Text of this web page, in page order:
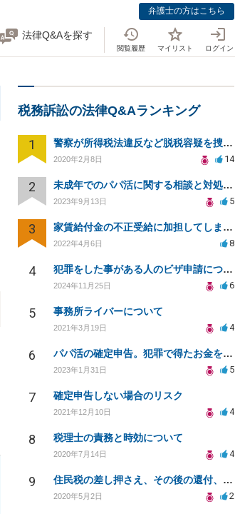
弁護士の方はこちら
法律Q&Aを探す
閲覧履歴 マイリスト ログイン
税務訴訟の法律Q&Aランキング
1 警察が所得税法違反など脱税容疑を捜査することって可能なんですか？また、担当課も教えてください。
2020年2月8日 14
2 未成年でのパパ活に関する相談と対処法について
2023年9月13日 5
3 家賃給付金の不正受給に加担してしまいました。
2022年4月6日 8
4 犯罪をした事がある人のビザ申請について
2024年11月25日 6
5 事務所ライバーについて
2021年3月19日 4
6 パパ活の確定申告。犯罪で得たお金を渡されていた場合について相談させてください。
2023年1月31日 5
7 確定申告しない場合のリスク
2021年12月10日 4
8 税理士の責務と時効について
2020年7月14日 4
9 住民税の差し押さえ、その後の還付、異議申し立てについて
2020年5月2日 2